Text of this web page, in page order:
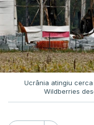
Ucrânia atingiu
Wildberries